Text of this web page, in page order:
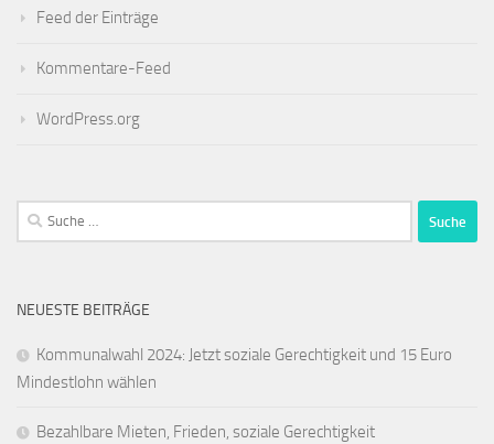
Feed der Einträge
Kommentare-Feed
WordPress.org
Suche
nach:
NEUESTE BEITRÄGE
Kommunalwahl 2024: Jetzt soziale Gerechtigkeit und 15 Euro
Mindestlohn wählen
Bezahlbare Mieten, Frieden, soziale Gerechtigkeit